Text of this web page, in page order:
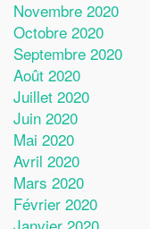
Novembre 2020
Octobre 2020
Septembre 2020
Août 2020
Juillet 2020
Juin 2020
Mai 2020
Avril 2020
Mars 2020
Février 2020